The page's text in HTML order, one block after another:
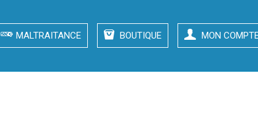
MALTRAITANCE BOUTIQUE MON